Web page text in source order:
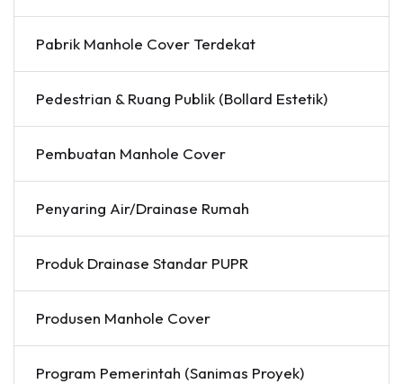
Pabrik Manhole Cover Terdekat
Pedestrian & Ruang Publik (Bollard Estetik)
Pembuatan Manhole Cover
Penyaring Air/Drainase Rumah
Produk Drainase Standar PUPR
Produsen Manhole Cover
Program Pemerintah (Sanimas Proyek)